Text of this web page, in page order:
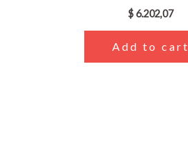
$6.202,07
Add to cart